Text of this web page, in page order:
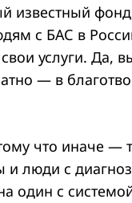
известный
с БАС в
услуги. Да,
— в
что иначе —
и люди с
один с